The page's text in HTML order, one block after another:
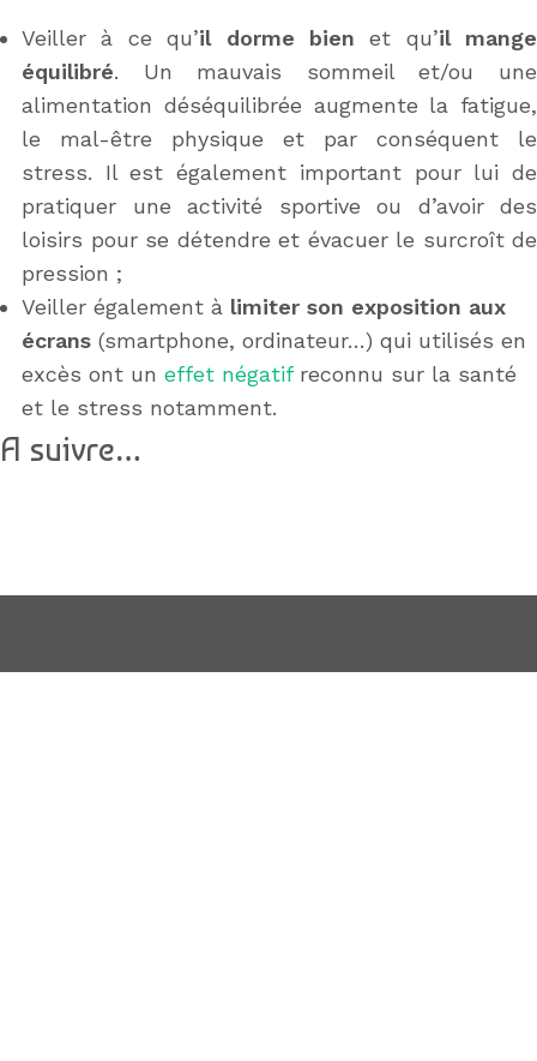
Veiller à ce qu’il dorme bien et qu’il mange
équilibré. Un mauvais sommeil et/ou une
alimentation déséquilibrée augmente la fatigue,
le mal-être physique et par conséquent le
stress. Il est également important pour lui de
pratiquer une activité sportive ou d’avoir des
loisirs pour se détendre et évacuer le surcroît de
pression ;
Veiller également à limiter son exposition aux
écrans (smartphone, ordinateur…) qui utilisés en
excès ont un effet négatifreconnu sur la santé
et le stress notamment.
A suivre…